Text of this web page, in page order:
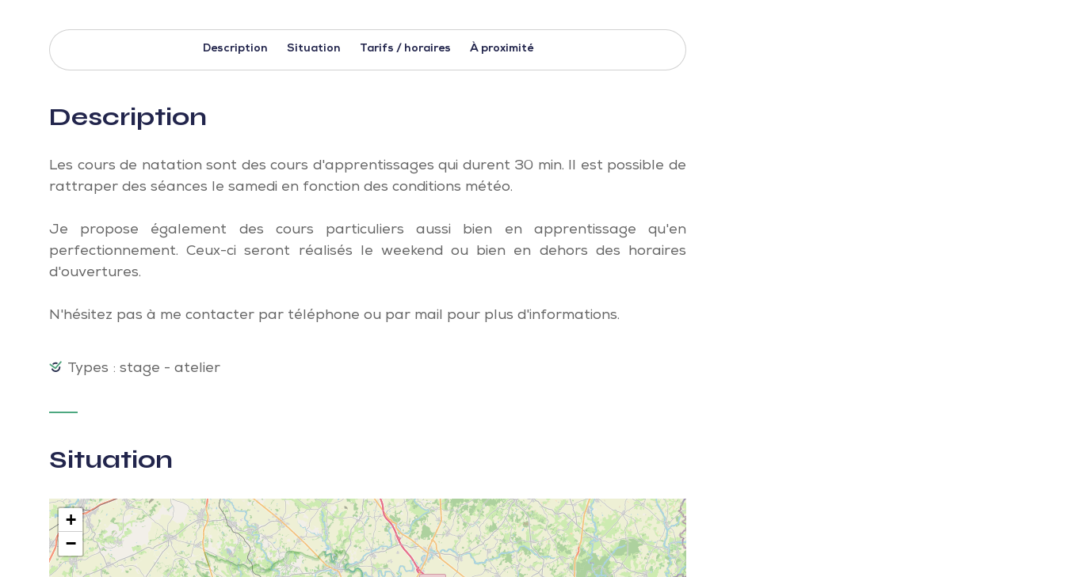
Description Situation Tarifs / horaires À proximité
Description
Les cours de natation sont des cours d'apprentissages qui durent 30 min. Il est possible de
rattraper des séances le samedi en fonction des conditions météo.
Je propose également des cours particuliers aussi bien en apprentissage qu'en
perfectionnement. Ceux-ci seront réalisés le weekend ou bien en dehors des horaires
d'ouvertures.
N'hésitez pas à me contacter par téléphone ou par mail pour plus d'informations.
Types : stage - atelier
Situation
+
−